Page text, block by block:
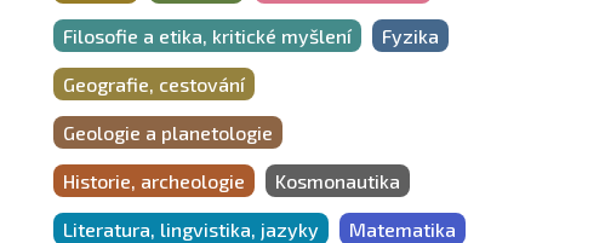
Filosofie a etika, kritické myšlení Fyzika
Geografie, cestování
Geologie a planetologie
Historie, archeologie Kosmonautika
Literatura, lingvistika, jazyky Matematika